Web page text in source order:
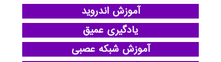
آموزش اندروید
یادگیری عمیق
آموزش شبکه عصبی